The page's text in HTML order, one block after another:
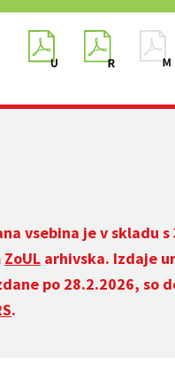
vsebina je v skladu s
ZoUL arhivska. Izdaje
po 28.2.2026, so
.